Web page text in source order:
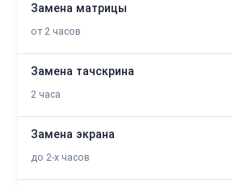
Замена матрицы
от 2 часов
Замена тачскрина
2 часа
Замена экрана
до 2-х часов